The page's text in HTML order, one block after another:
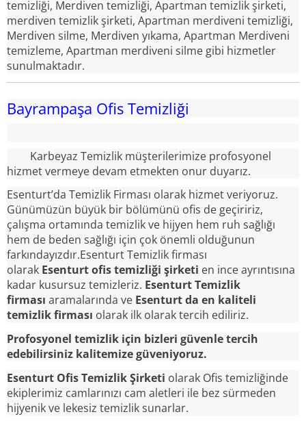
temizliği, Merdiven temizliği, Apartman temizlik şirketi,
merdiven temizlik şirketi, Apartman merdiveni temizliği,
Merdiven silme, Merdiven yıkama, Apartman Merdiveni
temizleme, Apartman merdiveni silme gibi hizmetler
sunulmaktadır.
Bayrampaşa Ofis Temizliği
Karbeyaz Temizlik müşterilerimize profosyonel
hizmet vermeye devam etmekten onur duyarız.
Esenturt’da Temizlik Firması olarak hizmet veriyoruz.
Günümüzün büyük bir bölümünü ofis de geçiririz,
çalışma ortamında temizlik ve hijyen hem ruh sağlığı
hem de beden sağlığı için çok önemli olduğunun
farkındayızdır.Esenturt Temizlik firması
olarak Esenturt ofis temizliği şirketi en ince ayrıntısına
kadar kusursuz temizleriz. Esenturt Temizlik
firması aramalarında ve Esenturt da en kaliteli
temizlik firması olarak ilk olarak tercih ediliriz.
Profosyonel temizlik için bizleri güvenle tercih
edebilirsiniz kalitemize güveniyoruz.
Esenturt Ofis Temizlik Şirketi olarak Ofis temizliğinde
ekiplerimiz camlarınızı cam aletleri ile bez sürmeden
hijyenik ve lekesiz temizlik sunarlar.